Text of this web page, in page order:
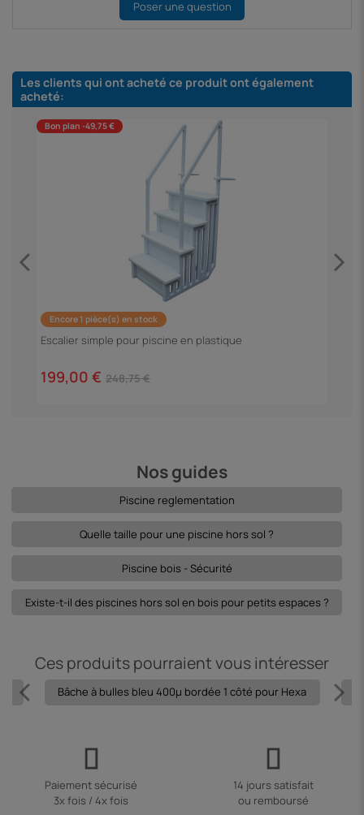
Poser une question
Les clients qui ont acheté ce produit ont également
acheté:
Bon plan -49,75 €
Encore 1 pièce(s) en stock
Escalier simple pour piscine en plastique
199,00 € 248,75 €
Nos guides
Piscine reglementation
Quelle taille pour une piscine hors sol ?
Piscine bois - Sécurité
Existe-t-il des piscines hors sol en bois pour petits espaces ?
Ces produits pourraient vous intéresser
Bâche à bulles bleu 400µ bordée 1 côté pour Hexa
Paiement sécurisé
3x fois / 4x fois
14 jours satisfait
ou remboursé